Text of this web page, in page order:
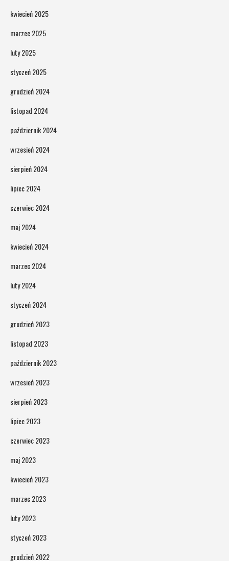
kwiecień 2025
marzec 2025
luty 2025
styczeń 2025
grudzień 2024
listopad 2024
październik 2024
wrzesień 2024
sierpień 2024
lipiec 2024
czerwiec 2024
maj 2024
kwiecień 2024
marzec 2024
luty 2024
styczeń 2024
grudzień 2023
listopad 2023
październik 2023
wrzesień 2023
sierpień 2023
lipiec 2023
czerwiec 2023
maj 2023
kwiecień 2023
marzec 2023
luty 2023
styczeń 2023
grudzień 2022